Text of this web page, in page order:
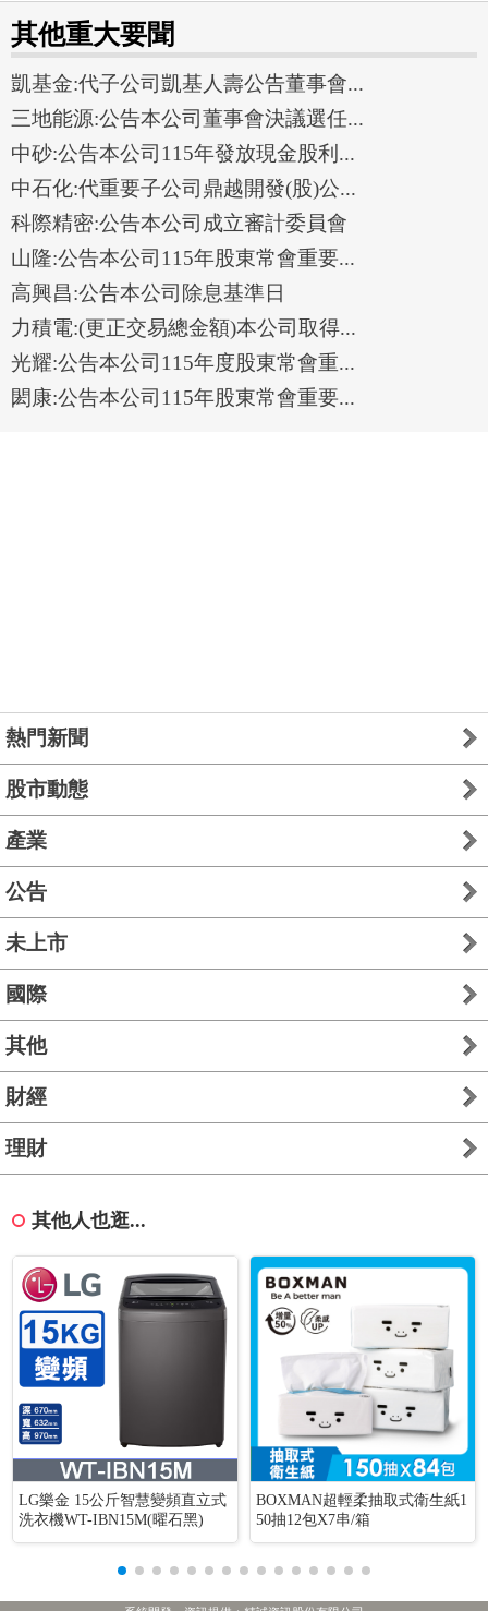
其他重大要聞
凱基金:代子公司凱基人壽公告董事會...
三地能源:公告本公司董事會決議選任...
中砂:公告本公司115年發放現金股利...
中石化:代重要子公司鼎越開發(股)公...
科際精密:公告本公司成立審計委員會
山隆:公告本公司115年股東常會重要...
高興昌:公告本公司除息基準日
力積電:(更正交易總金額)本公司取得...
光耀:公告本公司115年度股東常會重...
閎康:公告本公司115年股東常會重要...
熱門新聞
股市動態
產業
公告
未上市
國際
其他
財經
理財
其他人也逛...
LG樂金 15公斤智慧變頻直立式
洗衣機WT-IBN15M(曜石黑)
BOXMAN超輕柔抽取式衛生紙1
50抽12包X7串/箱